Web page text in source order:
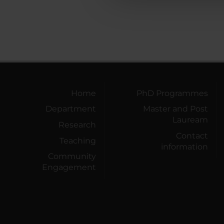
Home
Department
Research
Teaching
Community
Engagement
PhD Programmes
Master and Post
Lauream
Contact
information